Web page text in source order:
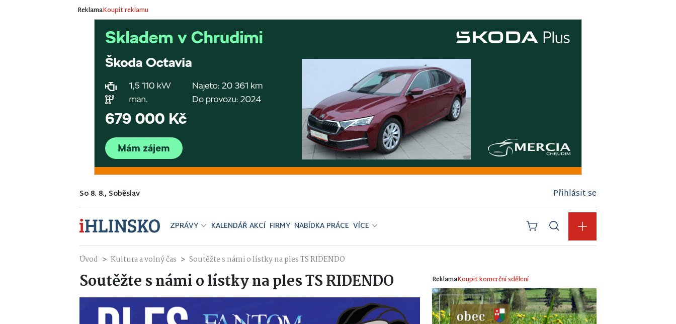
ReklamaKoupit reklamu
So 8. 8., Soběslav Přihlásit se
ZPRÁVY KALENDÁŘ AKCÍ FIRMY NABÍDKA PRÁCE VÍCE
Úvod Kultura a volný čas Soutěžte s námi o lístky na ples TS RIDENDO
Soutěžte s námi o lístky na ples TS RIDENDO ReklamaKoupit komerční sdělení